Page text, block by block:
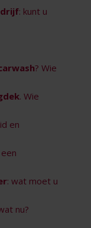
: kunt u
? Wie
. Wie
en
: wat moet u
nu?